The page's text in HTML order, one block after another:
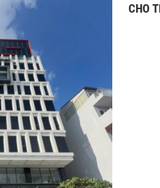
CHO